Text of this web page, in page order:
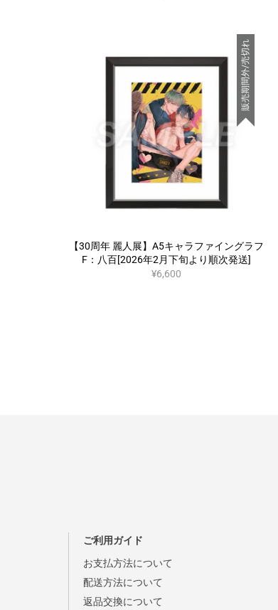
販売期間外/売切れ
【30周年 麗人展】A5キャラファイングラフ
F：八百[2026年2月下旬より順次発送]
¥6,600
ご利用ガイド
お支払方法について
配送方法について
返品交換について